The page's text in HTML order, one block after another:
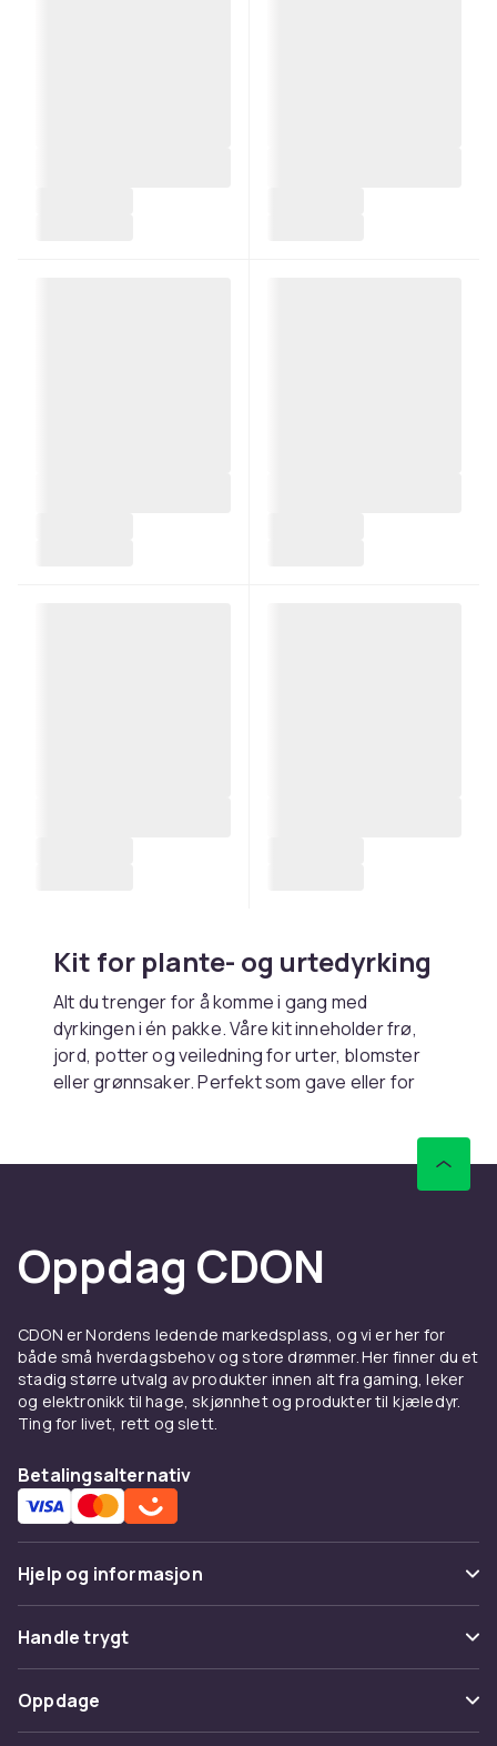
Kit for plante- og urtedyrking
Alt du trenger for å komme i gang med
dyrkingen i én pakke. Våre kit inneholder frø,
jord, potter og veiledning for urter, blomster
eller grønnsaker. Perfekt som gave eller for
Oppdag CDON
CDON er Nordens ledende markedsplass, og vi er her for
både små hverdagsbehov og store drømmer. Her finner du et
stadig større utvalg av produkter innen alt fra gaming, leker
og elektronikk til hage, skjønnhet og produkter til kjæledyr.
Ting for livet, rett og slett.
Betalingsalternativ
Hjelp og informasjon
Vanlige spørsmål
Spor pakke
Angre & returner her
Handle trygt
Betaling
Levering
Oppdage